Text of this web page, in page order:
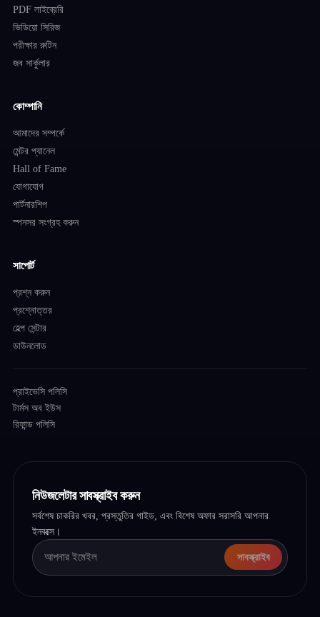
PDF লাইব্রেরি
ভিডিয়ো সিরিজ
পরীক্ষার রুটিন
জব সার্কুলার
কোম্পানি
আমাদের সম্পর্কে
মেন্টর প্যানেল
Hall of Fame
যোগাযোগ
পার্টনারশিপ
স্পনসর সংগ্রহ করুন
সাপোর্ট
প্রশ্ন করুন
প্রশ্নোত্তর
হেল্প সেন্টার
ডাউনলোড
প্রাইভেসি পলিসি
টার্মস অব ইউস
রিফান্ড পলিসি
নিউজলেটার সাবস্ক্রাইব করুন
সর্বশেষ চাকরির খবর, প্রস্তুতির গাইড, এবং বিশেষ অফার সরাসরি আপনার
ইনবক্সে।
সাবস্ক্রাইব